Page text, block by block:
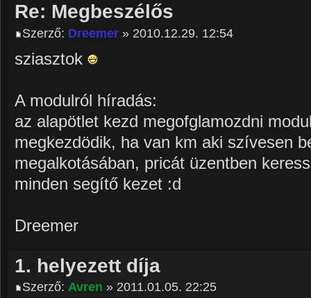
Re: Megbeszélős
Szerző: Dreemer » 2010.12.29. 12:54
sziasztok
A modulról híradás:
az alapötlet kezd megofglamozdni
megkezdödik, ha van km aki szívesen
megalkotásában, pricát üzentben
minden segítő kezet :d
Dreemer
1. helyezett díja
Szerző: Avren » 2011.01.05. 22:25